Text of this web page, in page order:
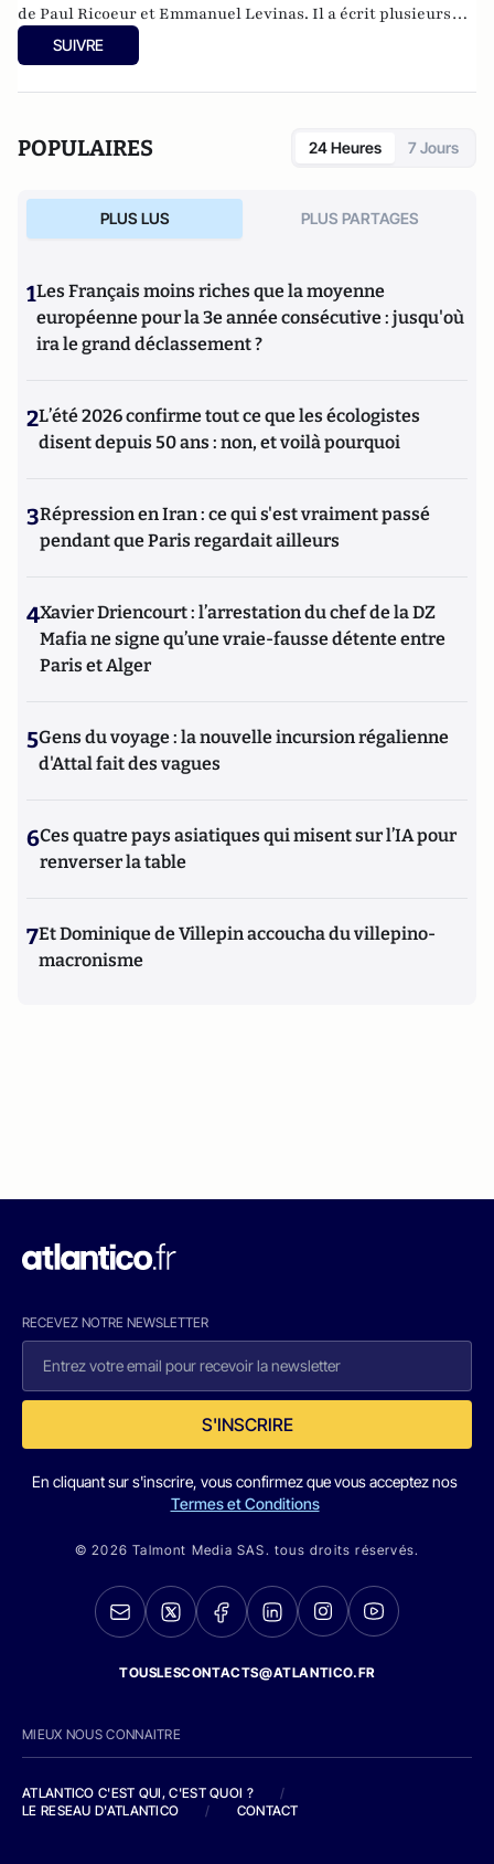
de Paul Ricoeur et Emmanuel Levinas. Il a écrit plusieurs
ouvrages dont les derniers sont :
paradoxes politiques,
SUIVRE
POPULAIRES 24 Heures 7 Jours
PLUS LUS PLUS PARTAGES
1Les Français moins riches que la moyenne
européenne pour la 3e année consécutive : jusqu'où
ira le grand déclassement ?
2L’été 2026 confirme tout ce que les écologistes
disent depuis 50 ans : non, et voilà pourquoi
3Répression en Iran : ce qui s'est vraiment passé
pendant que Paris regardait ailleurs
4Xavier Driencourt : l’arrestation du chef de la DZ
Mafia ne signe qu’une vraie-fausse détente entre
Paris et Alger
5Gens du voyage : la nouvelle incursion régalienne
d'Attal fait des vagues
6Ces quatre pays asiatiques qui misent sur l’IA pour
renverser la table
7Et Dominique de Villepin accoucha du villepino-
macronisme
RECEVEZ NOTRE NEWSLETTER
S'INSCRIRE
En cliquant sur s'inscrire, vous confirmez que vous acceptez nos
Termes et Conditions
© 2026 Talmont Media SAS. tous droits réservés.
TOUSLESCONTACTS@ATLANTICO.FR
MIEUX NOUS CONNAITRE
ATLANTICO C'EST QUI, C'EST QUOI ?
/
LE RESEAU D'ATLANTICO
/ CONTACT